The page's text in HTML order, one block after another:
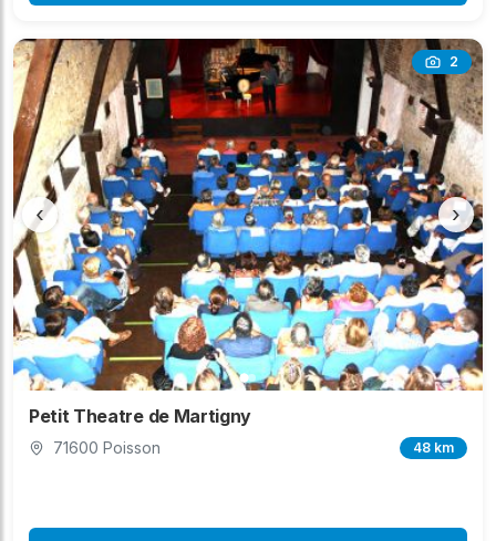
2
‹ ›
Petit Theatre de Martigny
71600 Poisson 48 km